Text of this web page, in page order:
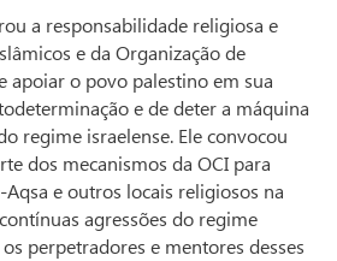
a responsabilidade religiosa e
e da Organização de
apoiar o povo palestino em sua
e de deter a máquina
regime israelense. Ele convocou
dos mecanismos da OCI para
e outros locais religiosos na
agressões do regime
perpetradores e mentores desses